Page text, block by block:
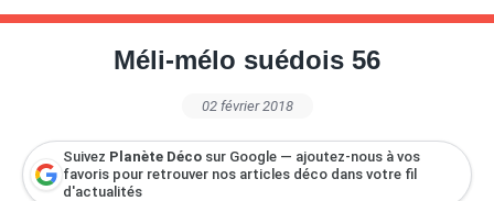
Méli-mélo suédois 56
02 février 2018
Suivez Planète Déco sur Google — ajoutez-nous à vos
favoris pour retrouver nos articles déco dans votre fil
d'actualités